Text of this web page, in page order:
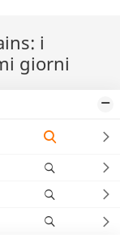
i
giorni